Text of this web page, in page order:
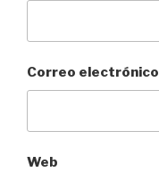
Correo electrónico
Web